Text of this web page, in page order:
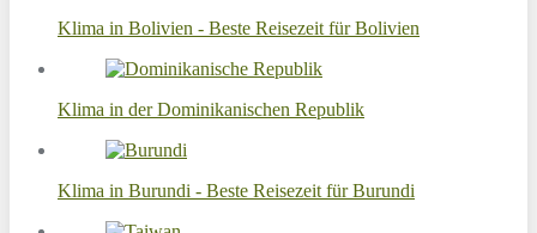
Klima in Bolivien - Beste Reisezeit für Bolivien
Klima in der Dominikanischen Republik
Klima in Burundi - Beste Reisezeit für Burundi